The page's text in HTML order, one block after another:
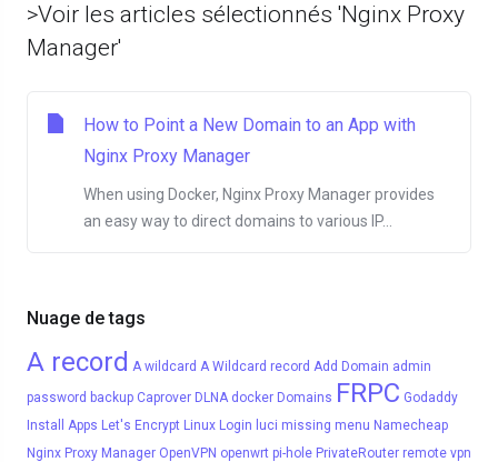
Nuage de tags
A record A wildcard A Wildcard record Add Domain admin
password backup Caprover DLNA docker Domains FRPC Godaddy
Install Apps Let's Encrypt Linux Login luci missing menu Namecheap
Nginx Proxy Manager OpenVPN openwrt pi-hole PrivateRouter remote vpn
>Voir les articles sélectionnés 'Nginx Proxy
Manager'
How to Point a New Domain to an App with
Nginx Proxy Manager
When using Docker, Nginx Proxy Manager provides
an easy way to direct domains to various IP...